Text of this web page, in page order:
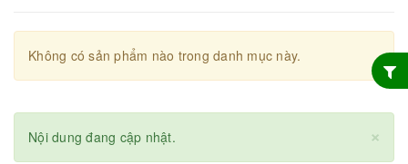
Không có sản phẩm nào trong danh mục này.
×
Nội dung đang cập nhật.